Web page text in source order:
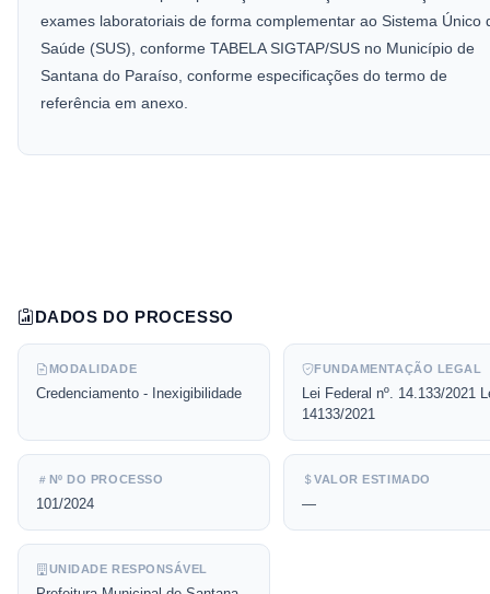
exames laboratoriais de forma complementar ao Sistema Único
Saúde (SUS), conforme TABELA SIGTAP/SUS no Município de
Santana do Paraíso, conforme especificações do termo de
referência em anexo.
DADOS DO PROCESSO
MODALIDADE
Credenciamento - Inexigibilidade
FUNDAMENTAÇÃO LEGAL
Lei Federal nº. 14.133/2021
14133/2021
Nº DO PROCESSO
101/2024
VALOR ESTIMADO
—
UNIDADE RESPONSÁVEL